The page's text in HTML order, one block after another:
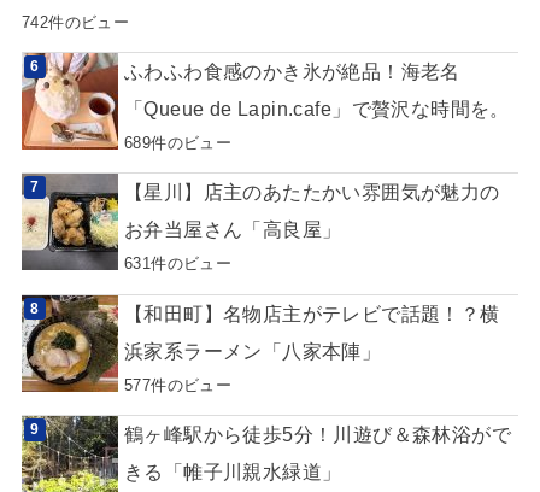
742件のビュー
ふわふわ食感のかき氷が絶品！海老名
「Queue de Lapin.cafe」で贅沢な時間を。
689件のビュー
【星川】店主のあたたかい雰囲気が魅力の
お弁当屋さん「高良屋」
631件のビュー
【和田町】名物店主がテレビで話題！？横
浜家系ラーメン「八家本陣」
577件のビュー
鶴ヶ峰駅から徒歩5分！川遊び＆森林浴がで
きる「帷子川親水緑道」